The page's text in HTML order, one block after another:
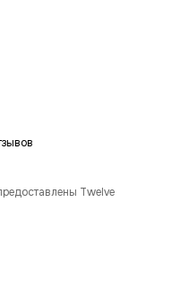
Twelve